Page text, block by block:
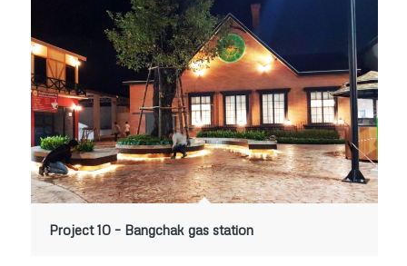
Project 10 – Bangchak gas station